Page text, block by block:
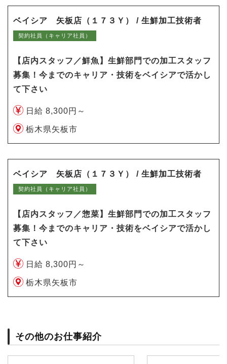
ベイシア 矢板店（１７３Ｙ） / 生鮮加工技術者
契約社員（キャリア社員）
【店内スタッフ／鮮魚】生鮮部門での加工スタッフ
募集！今までのキャリア・技術をベイシアで活かし
て下さい
日給 8,300円～
栃木県矢板市
ベイシア 矢板店（１７３Ｙ） / 生鮮加工技術者
契約社員（キャリア社員）
【店内スタッフ／惣菜】生鮮部門での加工スタッフ
募集！今までのキャリア・技術をベイシアで活かし
て下さい
日給 8,300円～
栃木県矢板市
その他のお仕事紹介